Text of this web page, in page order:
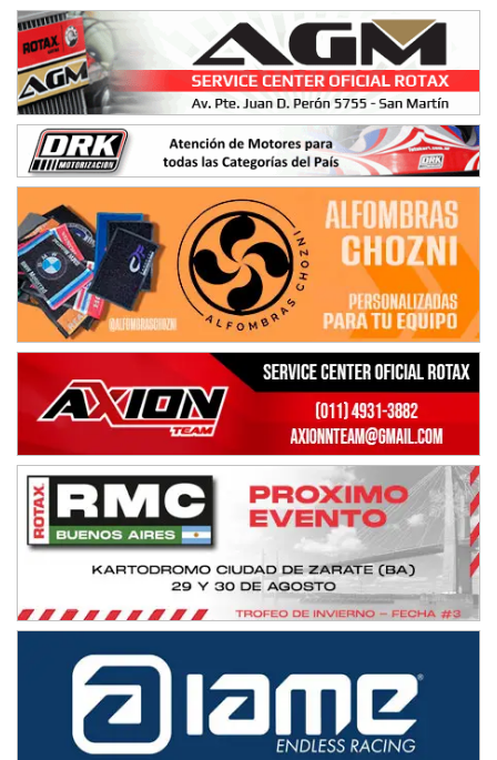
Avellaneda (Santa Fe)
SUR SANTAFESINO - F4
José Samuel Sánchez (Tierra)
Rufino (Santa Fe)
TUCUMANO - F5
Juan Navarro (Asfalto)
El Timbó (Tucumán)
COBERTURA ESPECIAL DE E-KART.COM.AR
08/09-AGO
IAME SERIES ARGENTINA 6
Ramiro Tot (Asfalto)
Baradero (Buenos Aires)
KDO - F6
Ciudad de Trenque Lauquen (Asfalto)
Trenque Lauquen (Buenos Aires)
Villaguay (Entre Ríos)
VICTORIENSE - F7
El Cerro (Tierra)
Victoria (Entre Ríos)
PATAGONICO - F6
Gral. E. Godoy (Río Negro)
Juventud Unida (Tierra)
Humboldt (Santa Fe)